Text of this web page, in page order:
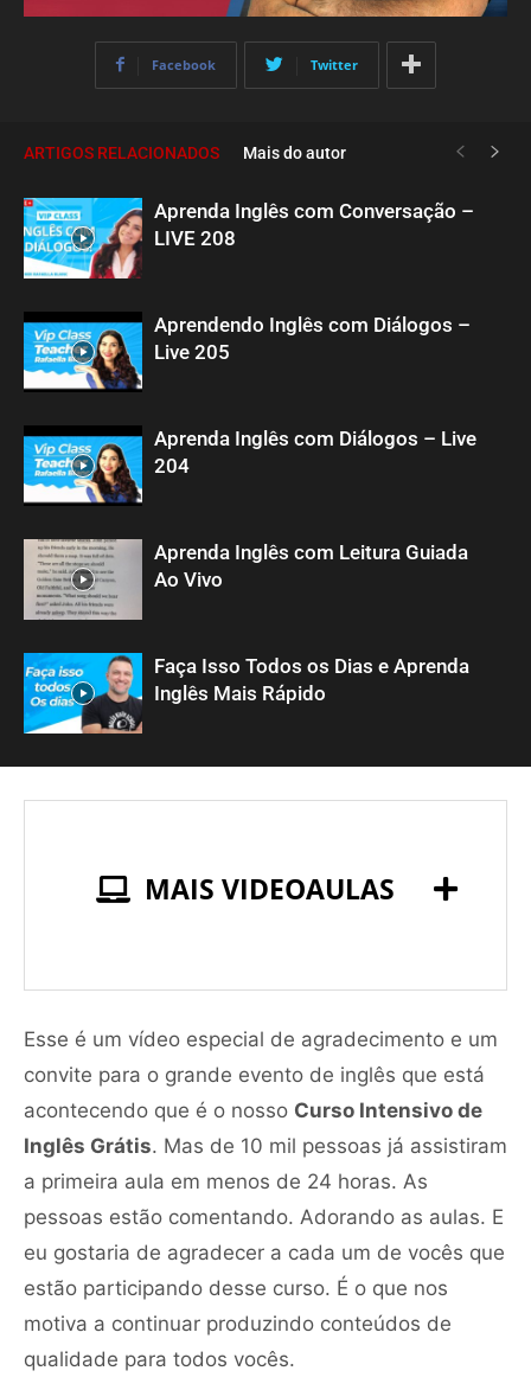
Facebook Twitter
ARTIGOS RELACIONADOS Mais do autor
Aprenda Inglês com Conversação –
LIVE 208
Aprendendo Inglês com Diálogos –
Live 205
Aprenda Inglês com Diálogos – Live
204
Aprenda Inglês com Leitura Guiada
Ao Vivo
Faça Isso Todos os Dias e Aprenda
Inglês Mais Rápido
MAIS VIDEOAULAS
Esse é um vídeo especial de agradecimento e um
convite para o grande evento de inglês que está
acontecendo que é o nosso Curso Intensivo de
Inglês Grátis. Mas de 10 mil pessoas já assistiram
a primeira aula em menos de 24 horas. As
pessoas estão comentando. Adorando as aulas. E
eu gostaria de agradecer a cada um de vocês que
estão participando desse curso. É o que nos
motiva a continuar produzindo conteúdos de
qualidade para todos vocês.